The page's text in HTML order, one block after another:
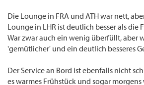
Die Lounge in FRA und ATH war nett,
Lounge in LHR ist deutlich besser als die
War zwar auch ein wenig überfüllt, aber
'gemütlicher' und ein deutlich besseres
Der Service an Bord ist ebenfalls nicht
es warmes Frühstück und sogar